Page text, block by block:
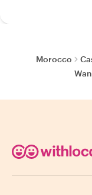
Morocco